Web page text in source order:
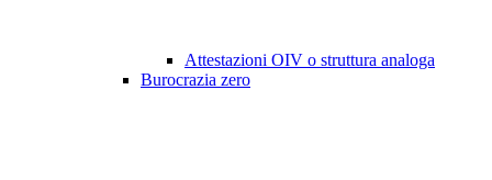
Attestazioni OIV o struttura analoga
Burocrazia zero